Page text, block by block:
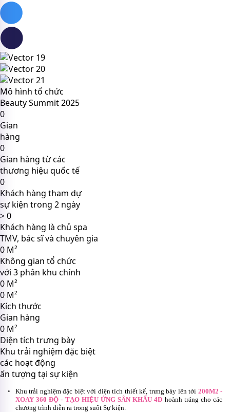
Mô hình tổ chức
Beauty Summit 2025
0
Gian
hàng
0
Gian hàng từ các
thương hiệu quốc tế
0
Khách hàng tham dự
sự kiện trong 2 ngày
>0
Khách hàng là chủ spa
TMV, bác sĩ và chuyên gia
0 M²
Không gian tổ chức
với 3 phân khu chính
0 M²
0 M²
Kích thước
Gian hàng
0 M²
Diện tích trưng bày
Khu trải nghiệm đặc biệt
các hoạt động
ấn tượng tại sự kiện
Khu trải nghiệm đặc biệt với diện tích thiết kế, trưng bày lên tới 200M2 -
XOAY 360 ĐỘ - TẠO HIỆU ỨNG SÂN KHẤU 4D hoành tráng cho các
chương trình diễn ra trong suốt Sự kiện.